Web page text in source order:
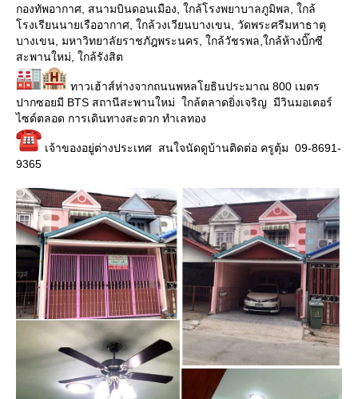
กองทัพอากาศ, สนามบินดอนเมือง, ใกล้โรงพยาบาลภูมิพล, ใกล้
โรงเรียนนายเรืออากาศ, ใกล้วงเวียนบางเขน, วัดพระศรีมหาธาตุ
บางเขน, มหาวิทยาลัยราชภัฎพระนคร, ใกล้วัชรพล,ใกล้ห้างบิ๊กซี
สะพานใหม่, ใกล้รังสิต
ทาวเฮ้าส์ห่างจากถนนพหลโยธินประมาณ 800 เมตร
ปากซอยมี BTS สถานีสะพานใหม่ ใกล้ตลาดยิ่งเจริญ มีวินมอเตอร์
ไซด์ตลอด การเดินทางสะดวก ทำเลทอง
เจ้าของอยู่ต่างประเทศ สนใจนัดดูบ้านติดต่อ ครูตุ้ม 09-8691-
9365